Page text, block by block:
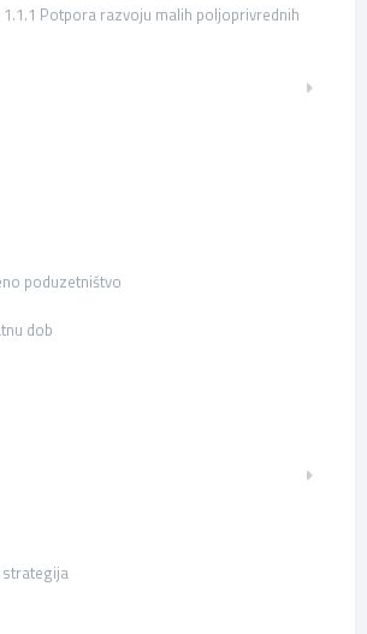
1.1.1 Potpora razvoju malih poljoprivrednih
poduzetništvo
dob
strategija